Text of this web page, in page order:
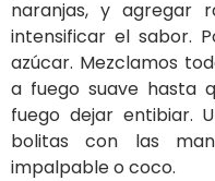
naranjas, y agregar
intensificar el sabor.
azúcar. Mezclamos
a fuego suave hasta
fuego dejar entibiar.
bolitas con las
impalpable o coco.